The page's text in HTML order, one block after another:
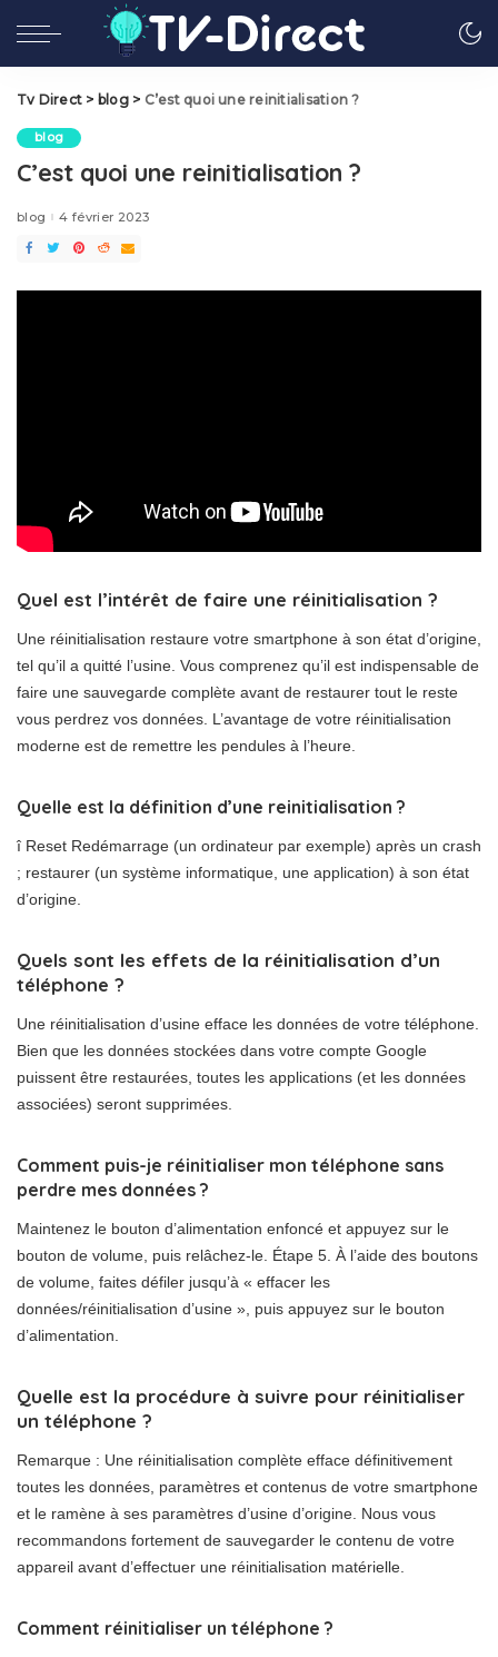
Tv Direct > blog> C’est quoi une reinitialisation ?
blog
C’est quoi une reinitialisation ?
blog 4 février 2023
Quel est l’intérêt de faire une réinitialisation ?
Une réinitialisation restaure votre smartphone à son état d’origine,
tel qu’il a quitté l’usine. Vous comprenez qu’il est indispensable de
faire une sauvegarde complète avant de restaurer tout le reste
vous perdrez vos données. L’avantage de votre réinitialisation
moderne est de remettre les pendules à l’heure.
Quelle est la définition d’une reinitialisation ?
î Reset Redémarrage (un ordinateur par exemple) après un crash
; restaurer (un système informatique, une application) à son état
d’origine.
Quels sont les effets de la réinitialisation d’un
téléphone ?
Une réinitialisation d’usine efface les données de votre téléphone.
Bien que les données stockées dans votre compte Google
puissent être restaurées, toutes les applications (et les données
associées) seront supprimées.
Comment puis-je réinitialiser mon téléphone sans
perdre mes données ?
Maintenez le bouton d’alimentation enfoncé et appuyez sur le
bouton de volume, puis relâchez-le. Étape 5. À l’aide des boutons
de volume, faites défiler jusqu’à « effacer les
données/réinitialisation d’usine », puis appuyez sur le bouton
d’alimentation.
Quelle est la procédure à suivre pour réinitialiser
un téléphone ?
Remarque : Une réinitialisation complète efface définitivement
toutes les données, paramètres et contenus de votre smartphone
et le ramène à ses paramètres d’usine d’origine. Nous vous
recommandons fortement de sauvegarder le contenu de votre
appareil avant d’effectuer une réinitialisation matérielle.
Comment réinitialiser un téléphone ?